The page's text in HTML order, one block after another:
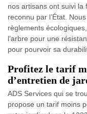
nos artisans ont suivi la
reconnu par l’État.
règlements
l’arbre pour une
pour pourvoir sa
Profitez le tarif
d’entretien de
ADS Services qui se
propose un tarif moins